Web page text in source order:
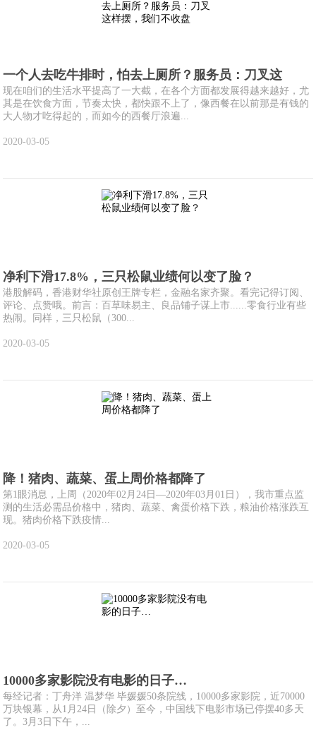
一个人去吃牛排时，怕去上厕所？服务员：刀叉这
现在咱们的生活水平提高了一大截，在各个方面都发展得越来越好，尤
其是在饮食方面，节奏太快，都快跟不上了，像西餐在以前那是有钱的
大人物才吃得起的，而如今的西餐厅浪遍...
2020-03-05
净利下滑17.8%，三只松鼠业绩何以变了脸？
港股解码，香港财华社原创王牌专栏，金融名家齐聚。看完记得订阅、
评论、点赞哦。前言：百草味易主、良品铺子谋上市......零食行业有些
热闹。同样，三只松鼠（300...
2020-03-05
降！猪肉、蔬菜、蛋上周价格都降了
第1眼消息，上周（2020年02月24日—2020年03月01日），我市重点监
测的生活必需品价格中，猪肉、蔬菜、禽蛋价格下跌，粮油价格涨跌互
现。猪肉价格下跌疫情...
2020-03-05
10000多家影院没有电影的日子…
每经记者：丁舟洋 温梦华 毕媛媛50条院线，10000多家影院，近70000
万块银幕，从1月24日（除夕）至今，中国线下电影市场已停摆40多天
了。3月3日下午，...